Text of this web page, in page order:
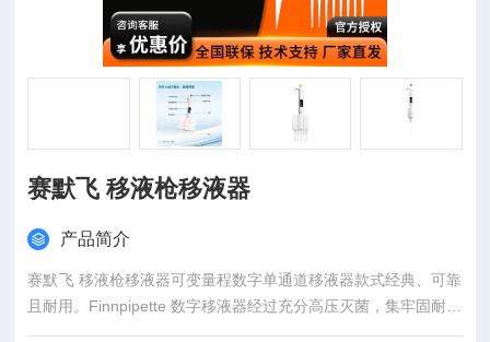
赛默飞 移液枪移液器
产品简介
赛默飞 移液枪移液器可变量程数字单通道移液器款式经典、可靠
且耐用。Finnpipette 数字移液器经过充分高压灭菌，集牢固耐用
与稳定性能于一体。Finnpipette 数字移液器有单通道型号和多通